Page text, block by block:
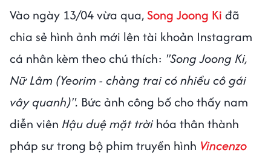
Vào ngày 13/04 vừa qua, Song Joong Ki đã
chia sẻ hình ảnh mới lên tài khoản Instagram
cá nhân kèm theo chú thích: "Song Joong Ki,
Nữ Lâm (Yeorim - chàng trai có nhiều cô gái
vây quanh)". Bức ảnh công bố cho thấy nam
diễn viên Hậu duệ mặt trờihóa thân thành
pháp sư trong bộ phim truyền hình Vincenzo